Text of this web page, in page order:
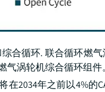
合循环. 联合循环燃
涡轮机综合循环组件。
在2034年之前以4%的